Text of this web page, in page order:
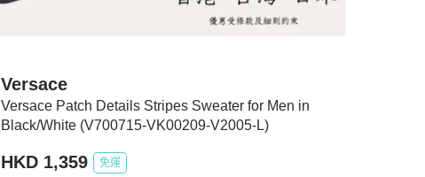
Versace Patch Details Stripes Sweater for Men in
Black/White (V700715-VK00209-V2005-L)
Versace
HKD 1,359 免運